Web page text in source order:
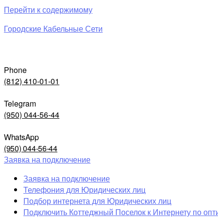
Перейти к содержимому
Городские Кабельные Сети
Phone
(812) 410-01-01
Telegram
(950) 044-56-44
WhatsApp
(950) 044-56-44
Заявка на подключение
Заявка на подключение
Телефония для Юридических лиц
Подбор интернета для Юридических лиц
Подключить Коттеджный Поселок к Интернету по